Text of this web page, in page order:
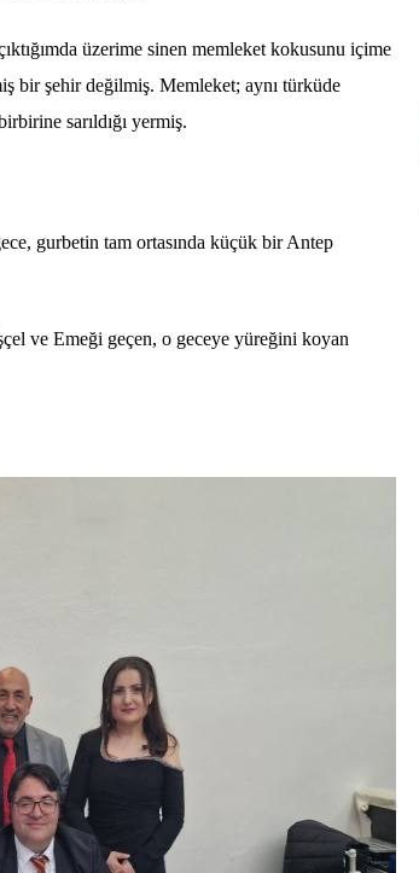
üzerime sinen memleket kokusunu içime
bir şehir değilmiş. Memleket; aynı türküde
sarıldığı yermiş.
gurbetin tam ortasında küçük bir Antep
ve Emeği geçen, o geceye yüreğini koyan